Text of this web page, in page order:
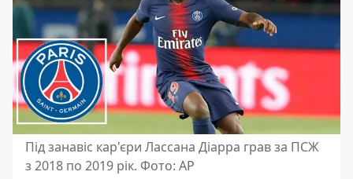
Під занавіс кар'єри Лассана Діарра грав за ПСЖ
з 2018 по 2019 рік. Фото: AP